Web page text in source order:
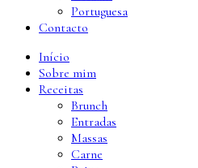
Portuguesa
Contacto
Início
Sobre mim
Receitas
Brunch
Entradas
Massas
Carne